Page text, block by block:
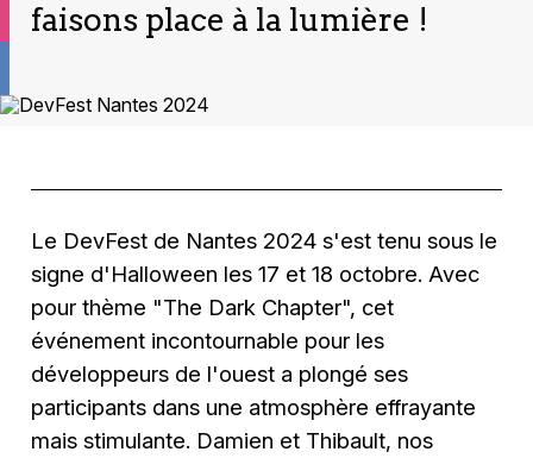
faisons place à la lumière !
Le DevFest de Nantes 2024 s'est tenu sous le
signe d'Halloween les 17 et 18 octobre. Avec
pour thème "The Dark Chapter", cet
événement incontournable pour les
développeurs de l'ouest a plongé ses
participants dans une atmosphère effrayante
mais stimulante. Damien et Thibault, nos